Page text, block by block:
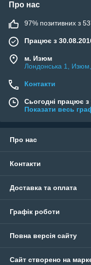
Про нас
97% позитивних з
Працює з
м. Изюм
Лондонська 1, Изюм,
Контакти
Сьогодні працює
Показати весь
Про нас
Контакти
Доставка та оплата
Графік роботи
Повна версія сайту
Сайт створено на